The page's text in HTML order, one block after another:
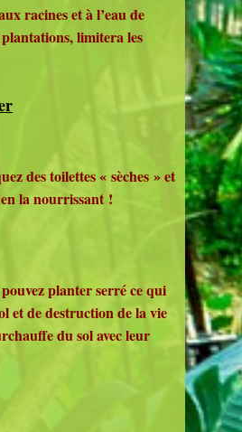
racines et à l’eau de
limitera les
des toilettes « sèches » et
la nourrissant !
planter serré ce qui
et de destruction de la vie
du sol avec leur